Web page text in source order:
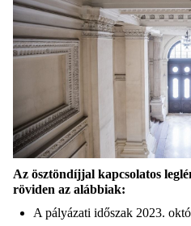
Az ösztöndíjjal kapcsolatos
röviden az alábbiak:
A pályázati időszak 2023.